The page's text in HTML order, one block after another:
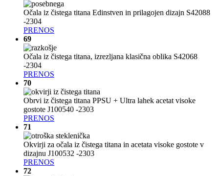
Očala iz čistega titana Edinstven in prilagojen dizajn S42088
-2304
PRENOS
69
Očala iz čistega titana, izrezljana klasična oblika S42068
-2304
PRENOS
70
Obrvi iz čistega titana PPSU + Ultra lahek acetat visoke
gostote J100540 -2303
PRENOS
71
Okvirji za očala iz čistega titana in acetata visoke gostote v
dizajnu J100532 -2303
PRENOS
72